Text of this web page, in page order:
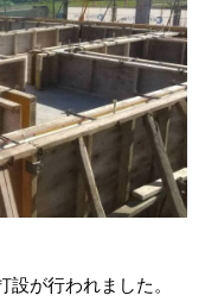
が行われました。